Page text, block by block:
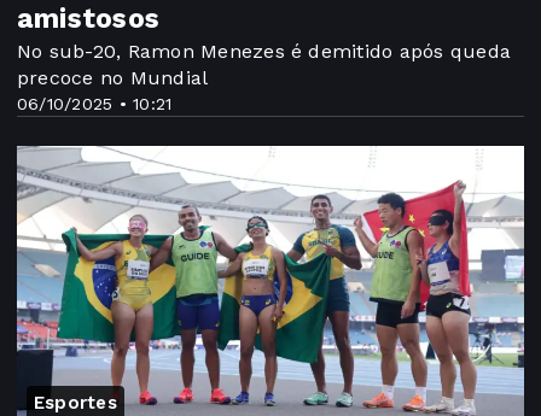
06/10/2025 • 10:21
amistosos
No sub-20, Ramon Menezes é demitido após queda
precoce no Mundial
Esportes